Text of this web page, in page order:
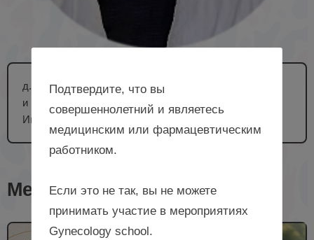
д. м. н., доцент, профессор кафедры акушерства
и гинекологии, медицинской генетики ФГБОУ ВО
Ивановский ГМУ Минздрава России, г. Иваново
Мероприятия с лектором
Подтвердите, что вы
совершеннолетний и являетесь
медицинским или фармацевтическим
работником.
Если это не так, вы не можете
принимать участие в мероприятиях
Gynecology school.